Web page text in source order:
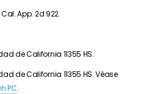
App. 2d 922.
de California 11355 HS.
de California 11355 HS. Véase
PC.